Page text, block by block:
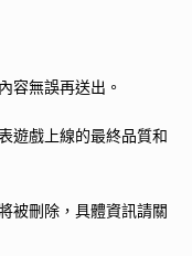
容無誤再送出。
遊戲上線的最終品質和
被刪除，具體資訊請關